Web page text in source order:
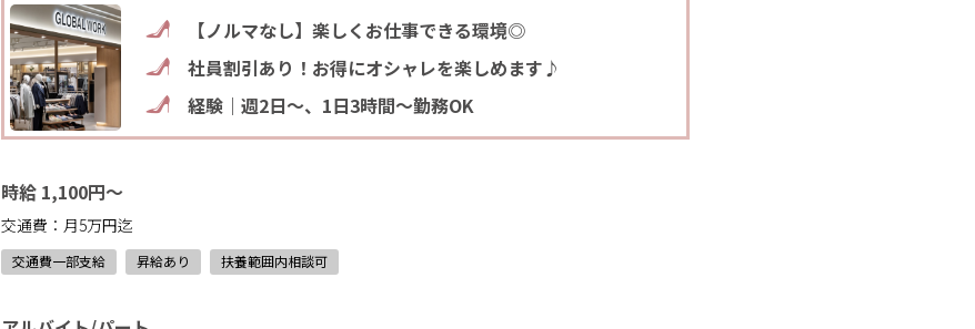
【ノルマなし】楽しくお仕事できる環境◎
社員割引あり！お得にオシャレを楽しめます♪
経験｜週2日～、1日3時間～勤務OK
時給 1,100円～
交通費：月5万円迄
交通費一部支給 昇給あり 扶養範囲内相談可